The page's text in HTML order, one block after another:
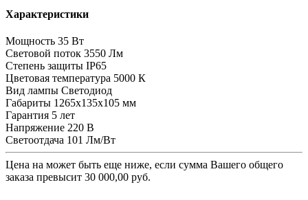
Характеристики
Мощность 35 Вт
Световой поток 3550 Лм
Степень защиты IP65
Цветовая температура 5000 К
Вид лампы Светодиод
Габариты 1265х135х105 мм
Гарантия 5 лет
Напряжение 220 В
Светоотдача 101 Лм/Вт
Цена на может быть еще ниже, если сумма Вашего общего
заказа превысит 30 000,00 руб.